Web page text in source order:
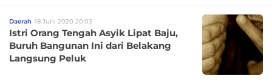
Daerah 18 Juni 2020 20:03
Istri Orang Tengah Asyik Lipat Baju,
Buruh Bangunan Ini dari Belakang
Langsung Peluk